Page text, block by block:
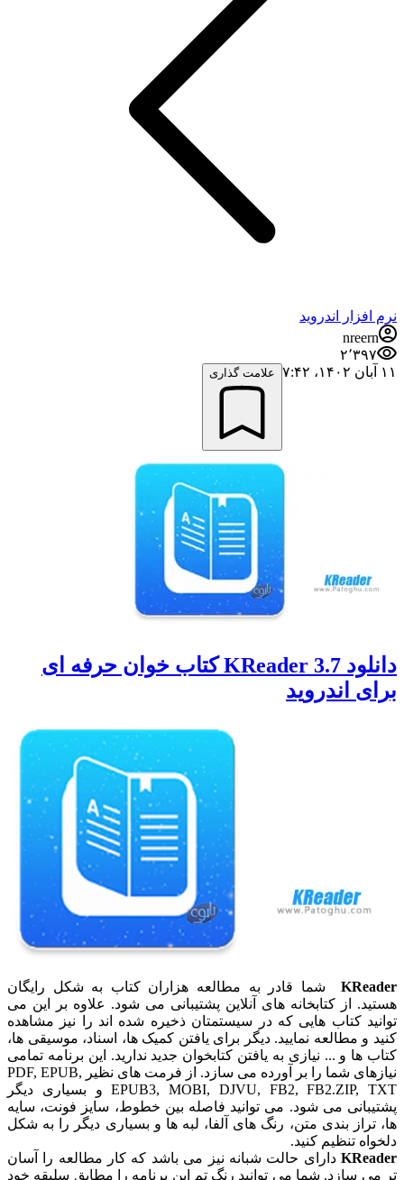
نرم افزار اندروید
nreern
۲٬۳۹۷
۱۱ آبان ۱۴۰۲،‏ ۷:۴۲
علامت گذاری
دانلود KReader 3.7 کتاب خوان حرفه ای
برای اندروید
KReader شما قادر به مطالعه هزاران کتاب به شکل رایگان
هستید. از کتابخانه های آنلاین پشتیبانی می شود. علاوه بر این می
توانید کتاب هایی که در سیستمتان ذخیره شده اند را نیز مشاهده
کنید و مطالعه نمایید. دیگر برای یافتن کمیک ها، اسناد، موسیقی ها،
کتاب ها و ... نیازی به یافتن کتابخوان جدید ندارید. این برنامه تمامی
نیازهای شما را بر آورده می سازد. از فرمت های نظیر PDF, EPUB,
EPUB3, MOBI, DJVU, FB2, FB2.ZIP, TXT و بسیاری دیگر
پشتیبانی می شود. می توانید فاصله بین خطوط، سایز فونت، سایه
ها، تراز بندی متن، رنگ های آلفا، لبه ها و بسیاری دیگر را به شکل
دلخواه تنظیم کنید.
KReader دارای حالت شبانه نیز می باشد که کار مطالعه را آسان
تر می سازد. شما می توانید رنگ تم این برنامه را مطابق سلیقه خود